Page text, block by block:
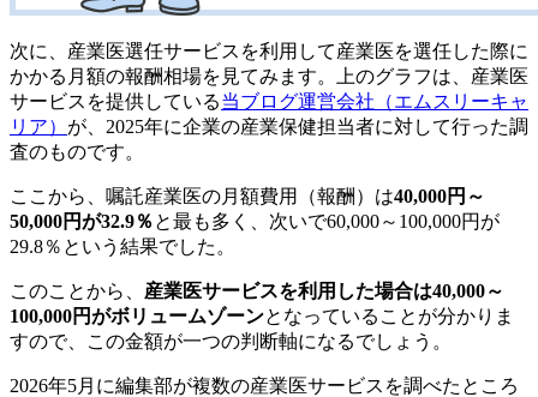
次に、産業医選任サービスを利用して産業医を選任した際に
かかる月額の報酬相場を見てみます。
上のグラフは、産業医
サービスを提供している当ブログ運営会社（エムスリーキャ
リア） が、2025年に企業の産業保健担当者に対して行った調
査のものです。
ここから、嘱託産業医の月額費用（報酬）は40,000円～
50,000円が32.9％ と最も多く、次いで60,000～100,000円が
29.8％という結果でした。
このことから、 産業医サービスを利用した場合は40,000～
100,000円がボリュームゾーンとなっていることが分かりま
すので、この金額が一つの判断軸になるでしょう。
2026年5月に編集部が複数の産業医サービスを調べたところ